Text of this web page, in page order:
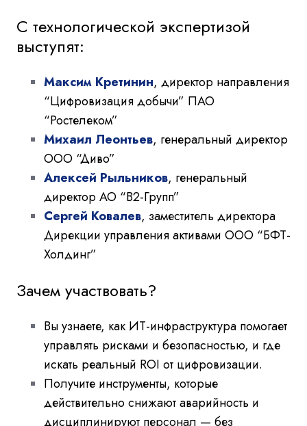
С технологической экспертизой
выступят:
Максим Кретинин, директор направления
“Цифровизация добычи” ПАО
“Ростелеком”
Михаил Леонтьев, генеральный директор
ООО “Диво”
Алексей Рыльников, генеральный
директор АО “В2-Групп”
Сергей Ковалев, заместитель директора
Дирекции управления активами ООО “БФТ-
Холдинг”
Зачем участвовать?
Вы узнаете, как ИТ-инфраструктура помогает
управлять рисками и безопасностью, и где
искать реальный ROI от цифровизации.
Получите инструменты, которые
действительно снижают аварийность и
дисциплинируют персонал — без